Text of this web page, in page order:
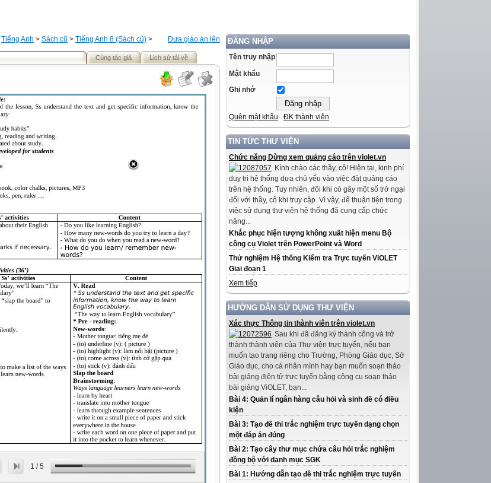
ĐĂNG NHẬP
Tên truy nhập
Mật khẩu
Ghi nhớ
Quên mật khẩu ĐK thành viên
TIN TỨC THƯ VIỆN
Chức năng Dừng xem quảng cáo trên violet.vn
Kính chào các thầy, cô! Hiện tại, kinh phí
duy trì hệ thống dựa chủ yếu vào việc đặt quảng cáo
trên hệ thống. Tuy nhiên, đôi khi có gây một số trở ngại
đối với thầy, cô khi truy cập. Vì vậy, để thuận tiện trong
việc sử dụng thư viện hệ thống đã cung cấp chức
năng...
Khắc phục hiện tượng không xuất hiện menu Bộ
công cụ Violet trên PowerPoint và Word
Thử nghiệm Hệ thống Kiểm tra Trực tuyến ViOLET
Giai đoạn 1
Xem tiếp
HƯỚNG DẪN SỬ DỤNG THƯ VIỆN
Xác thực Thông tin thành viên trên violet.vn
Sau khi đã đăng ký thành công và trở
thành thành viên của Thư viện trực tuyến, nếu bạn
muốn tạo trang riêng cho Trường, Phòng Giáo dục, Sở
Giáo dục, cho cá nhân mình hay bạn muốn soạn thảo
bài giảng điện tử trực tuyến bằng công cụ soạn thảo
bài giảng ViOLET, bạn...
Bài 4: Quản lí ngân hàng câu hỏi và sinh đề có điều
kiện
Bài 3: Tạo đề thi trắc nghiệm trực tuyến dạng chọn
một đáp án đúng
Bài 2: Tạo cây thư mục chứa câu hỏi trắc nghiệm
đồng bộ với danh mục SGK
Bài 1: Hướng dẫn tạo đề thi trắc nghiệm trực tuyến
Đưa giáo án lên
Tiếng Anh > Sách cũ > Tiếng Anh 8 (Sách cũ) >
Cùng tác giả Lịch sử tải về
1 /5